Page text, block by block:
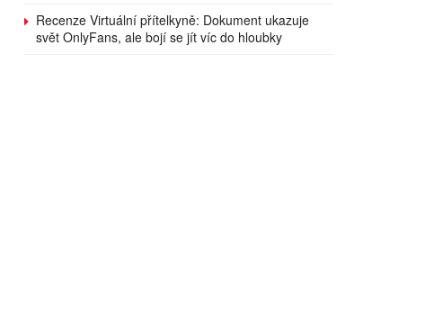
Recenze Virtuální přítelkyně: Dokument ukazuje
svět OnlyFans, ale bojí se jít víc do hloubky